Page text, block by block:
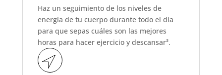
Haz un seguimiento de los niveles de
energía de tu cuerpo durante todo el día
para que sepas cuáles son las mejores
horas para hacer ejercicio y descansar³.